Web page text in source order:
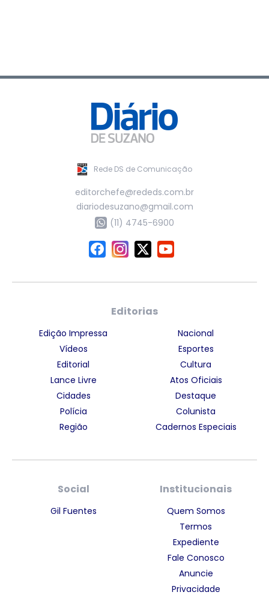
Rede DS de Comunicação
editorchefe@rededs.com.br
diariodesuzano@gmail.com
(11) 4745-6900
Editorias
Edição Impressa
Vídeos
Editorial
Lance Livre
Cidades
Polícia
Região
Nacional
Esportes
Cultura
Atos Oficiais
Destaque
Colunista
Cadernos Especiais
Social
Gil Fuentes
Institucionais
Quem Somos
Termos
Expediente
Fale Conosco
Anuncie
Privacidade